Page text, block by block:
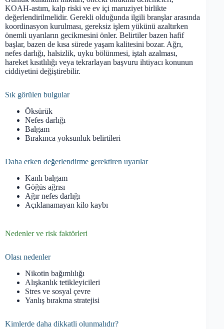
KOAH-astım, kalp riski ve ev içi maruziyet birlikte
değerlendirilmelidir. Gerekli olduğunda ilgili branşlar arasında
koordinasyon kurulması, gereksiz işlem yükünü azaltırken
önemli uyarıların gecikmesini önler. Belirtiler bazen hafif
başlar, bazen de kısa sürede yaşam kalitesini bozar. Ağrı,
nefes darlığı, halsizlik, uyku bölünmesi, iştah azalması,
hareket kısıtlılığı veya tekrarlayan başvuru ihtiyacı konunun
ciddiyetini değiştirebilir.
Sık görülen bulgular
Öksürük
Nefes darlığı
Balgam
Bırakınca yoksunluk belirtileri
Daha erken değerlendirme gerektiren uyarılar
Kanlı balgam
Göğüs ağrısı
Ağır nefes darlığı
Açıklanamayan kilo kaybı
Nedenler ve risk faktörleri
Olası nedenler
Nikotin bağımlılığı
Alışkanlık tetikleyicileri
Stres ve sosyal çevre
Yanlış bırakma stratejisi
Kimlerde daha dikkatli olunmalıdır?